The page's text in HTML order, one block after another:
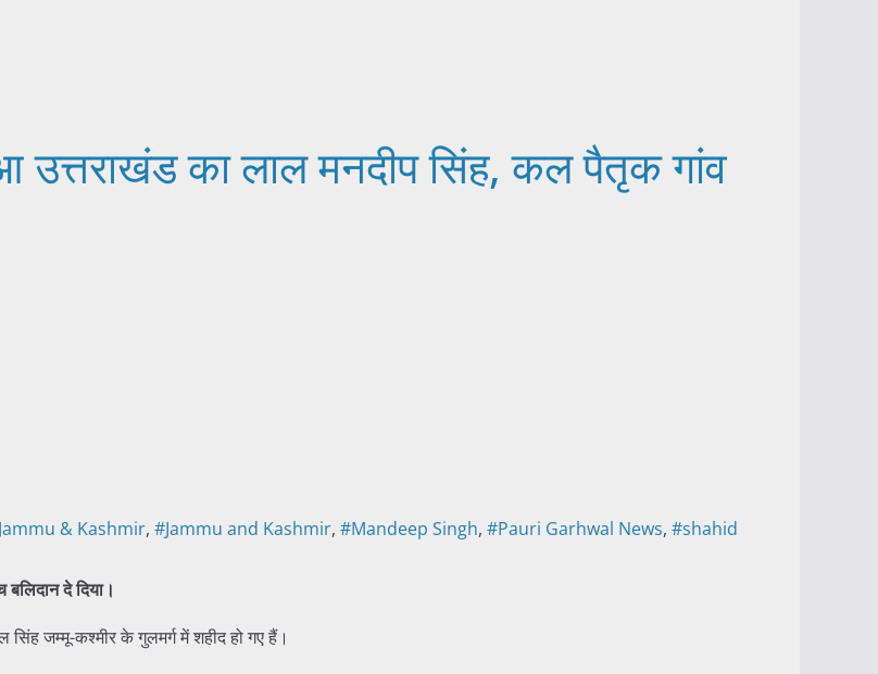
उत्तराखंड का लाल मनदीप सिंह, कल पैतृक गांव
& Kashmir, #Jammu and Kashmir, #Mandeep Singh, #Pauri Garhwal News, #shahid
दे दिया।
सिंह जम्मू-कश्मीर के गुलमर्ग में शहीद हो गए हैं।